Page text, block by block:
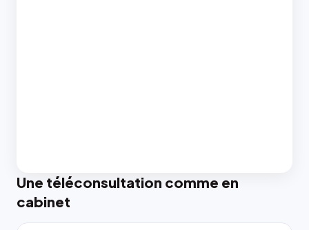
Une téléconsultation comme en
cabinet